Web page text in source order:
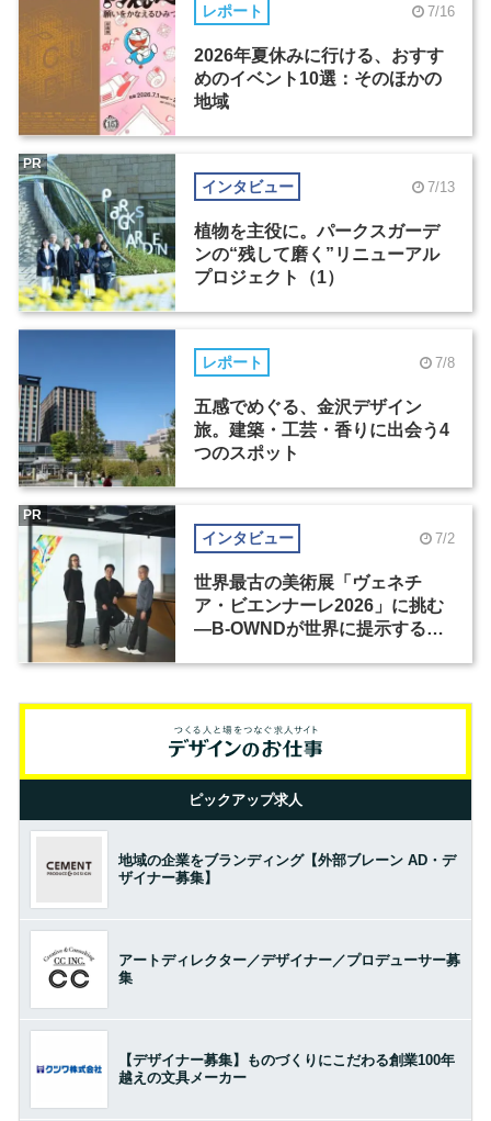
レポート 7/16
2026年夏休みに行ける、おすす
めのイベント10選：そのほかの
地域
インタビュー 7/13
植物を主役に。パークスガーデ
ンの“残して磨く”リニューアル
プロジェクト（1）
PR
レポート 7/8
五感でめぐる、金沢デザイン
旅。建築・工芸・香りに出会う4
つのスポット
インタビュー 7/2
世界最古の美術展「ヴェネチ
ア・ビエンナーレ2026」に挑む
―B-OWNDが世界に提示する美
PR
ピックアップ求人
地域の企業をブランディング【外部ブレーン AD・デ
ザイナー募集】
アートディレクター／デザイナー／プロデューサー募
集
【デザイナー募集】ものづくりにこだわる創業100年
越えの文具メーカー